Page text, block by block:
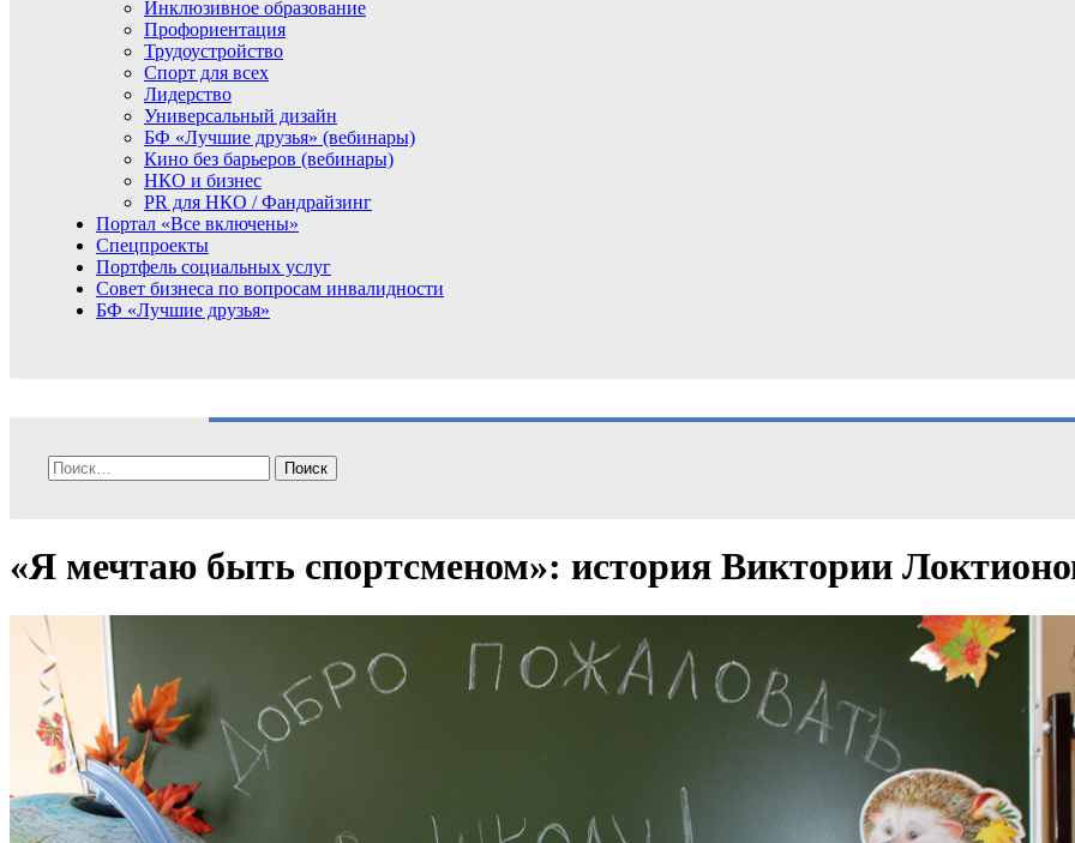
Инклюзивное образование
Профориентация
Трудоустройство
Спорт для всех
Лидерство
Универсальный дизайн
БФ «Лучшие друзья» (вебинары)
Кино без барьеров (вебинары)
НКО и бизнес
PR для НКО / Фандрайзинг
Портал «Все включены»
Спецпроекты
Портфель социальных услуг
Совет бизнеса по вопросам инвалидности
БФ «Лучшие друзья»
Найти:
«Я мечтаю быть спортсменом»: история Виктории